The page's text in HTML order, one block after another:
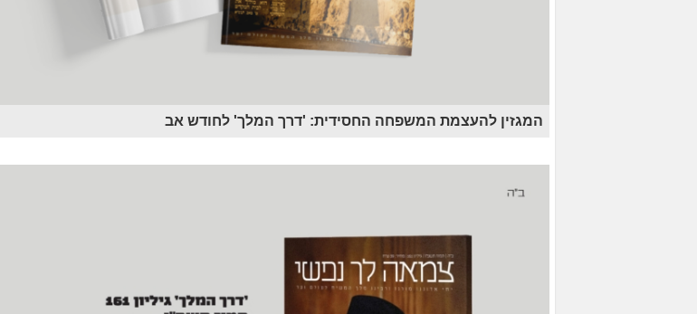
המגזין להעצמת המשפחה החסידית: 'דרך המלך' לחודש אב